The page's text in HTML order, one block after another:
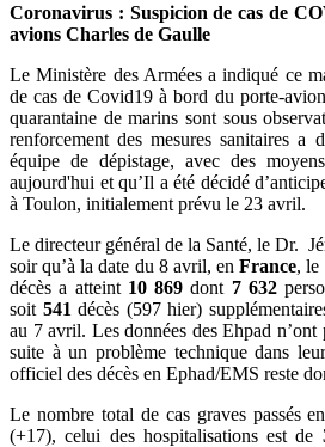
Coronavirus : Suspicion de cas de
avions Charles de Gaulle
Le Ministère des Armées a indiqué ce
de cas de Covid19 à bord du porte-
quarantaine de marins sont sous
renforcement des mesures sanitaires a
équipe de dépistage, avec des
aujourd'hui et qu’Il a été décidé
à Toulon, initialement prévu le 23 avril.
Le directeur général de la Santé, le Dr.
soir qu’à la date du 8 avril, enFrance, le
décès a atteint 10 869dont 7 632
soit 541 décès (597 hier)
au 7 avril. Les données des Ehpad n’ont
suite à un problème technique dans
officiel des décès en Ephad/EMS reste
Le nombre total de cas graves passés
(+17), celui des hospitalisations est de